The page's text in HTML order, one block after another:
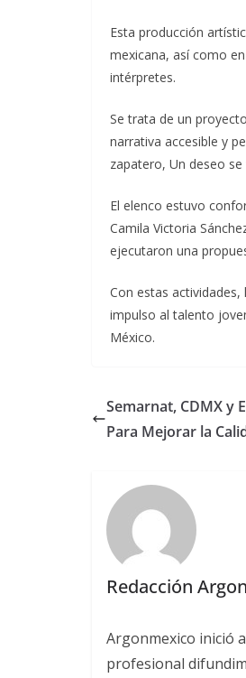
Esta producción
mexicana, así como
intérpretes.
Se trata de un
narrativa accesible y
zapatero, Un deseo
El elenco estuvo
Camila Victoria
ejecutaron una
Con estas
impulso al talento
México.
Semarnat, CDMX y
Para Mejorar la
Redacción
Argonmexico inició
profesional